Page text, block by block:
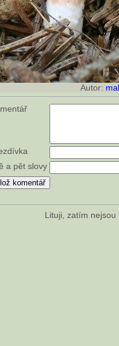
Autor:
a pět slovy
Lituji, zatím